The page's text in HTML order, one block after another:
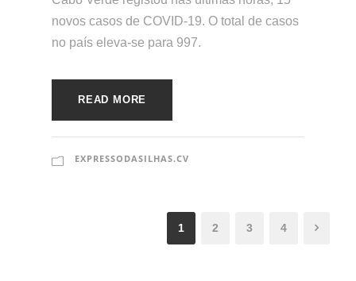
novos casos de COVID-19. O total de casos
no país eleva-se para 997.
READ MORE
EXPRESSODASILHAS.CV
1 2 3 4